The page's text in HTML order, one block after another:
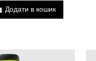
Додати в кошик